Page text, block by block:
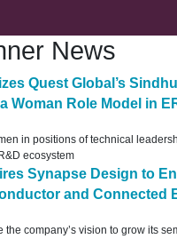
News
Quest Global’s Sindhu
Woman Role Model in
in positions of technical
ecosystem
Synapse Design to
and Connected
company’s vision to grow its